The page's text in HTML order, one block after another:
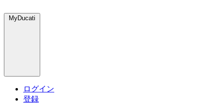
MyDucati
ログイン
登録